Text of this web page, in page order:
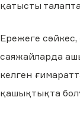
қатысты
Ережеге
саяжайларда
келген
қашықтықта